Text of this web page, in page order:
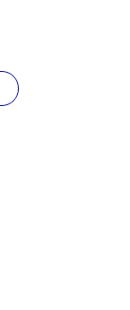
consecutivo -